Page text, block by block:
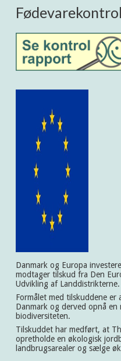
Fødevarekontrol
Danmark og Europa
modtager tilskud fra Den
Udvikling af Landdistrikterne.
Formålet med tilskuddene er
Danmark og derved opnå
biodiversiteten.
Tilskuddet har medført, at
opretholde en økologisk
landbrugsarealer og sælge